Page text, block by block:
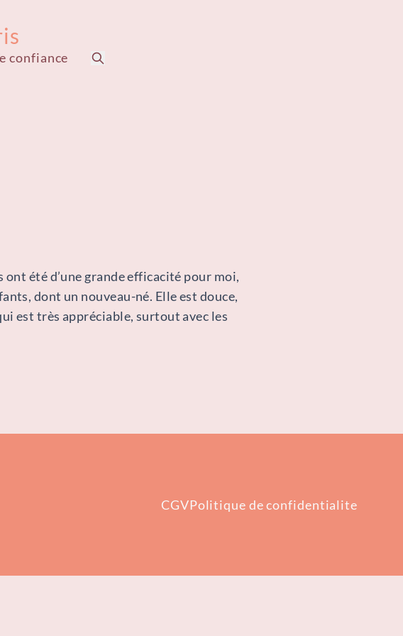
confiance
Rechercher
ont été d’une grande efficacité pour moi,
dont un nouveau-né. Elle est douce,
est très appréciable, surtout avec les
CGVPolitique de confidentialite